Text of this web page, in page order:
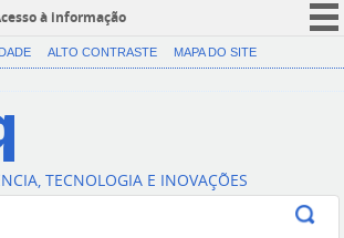
à informação
CORONAVÍRUS (COVID-19)
Canais
ALTO CONTRASTE MAPA DO SITE
TECNOLOGIA E INOVAÇÕES